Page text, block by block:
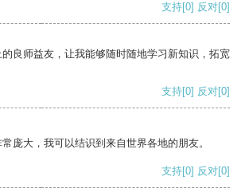
支持[0] 反对[0]
良师益友，让我能够随时随地学习新知识，拓宽
支持[0] 反对[0]
庞大，我可以结识到来自世界各地的朋友。
支持[0] 反对[0]